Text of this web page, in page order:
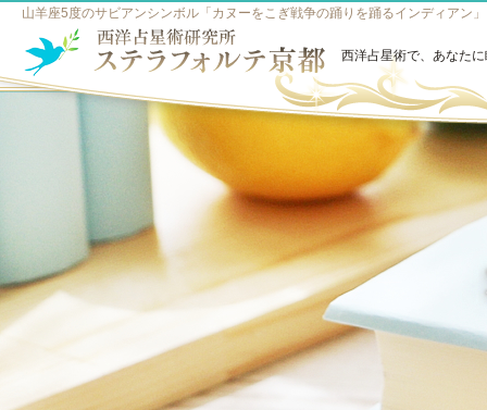
山羊座5度のサビアンシンボル「カヌーをこぎ戦争の踊りを踊るインディアン
西洋占星術で、あなた